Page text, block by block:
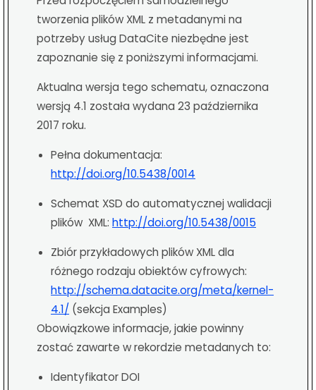
tworzenia plików XML z metadanymi na
potrzeby usług DataCite niezbędne jest
zapoznanie się z poniższymi informacjami.
Aktualna wersja tego schematu, oznaczona
wersją 4.1 została wydana 23 października
2017 roku.
Pełna dokumentacja:
http://doi.org/10.5438/0014
Schemat XSD do automatycznej walidacji
plików XML: http://doi.org/10.5438/0015
Zbiór przykładowych plików XML dla
różnego rodzaju obiektów cyfrowych:
http://schema.datacite.org/meta/kernel-
4.1/ (sekcja Examples)
Obowiązkowe informacje, jakie powinny
zostać zawarte w rekordzie metadanych to:
Identyfikator DOI